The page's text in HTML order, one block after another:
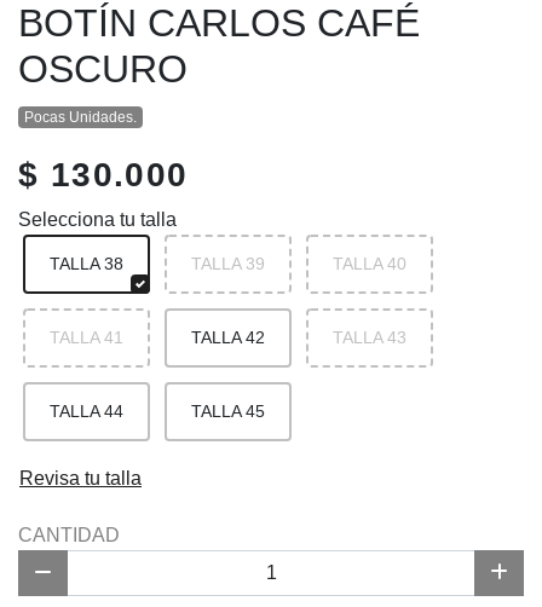
BOTÍN CARLOS CAFÉ
OSCURO
Pocas Unidades.
$ 130.000
Selecciona tu talla
TALLA 38 TALLA 39 TALLA 40
TALLA 41 TALLA 42 TALLA 43
TALLA 44 TALLA 45
Revisa tu talla
CANTIDAD